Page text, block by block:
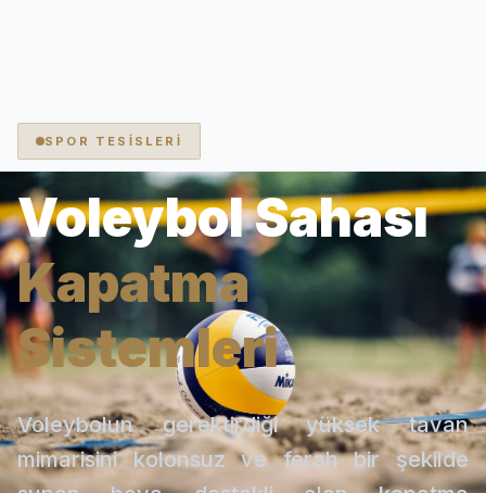
SPOR TESİSLERİ
Voleybol Sahası
Kapatma
Sistemleri
Voleybolun gerektirdiği yüksek tavan
mimarisini kolonsuz ve ferah bir şekilde